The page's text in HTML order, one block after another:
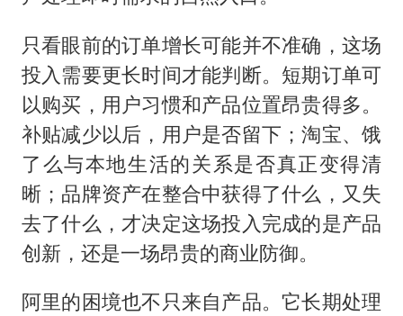
只看眼前的订单增长可能并不准确，这场
投入需要更长时间才能判断。短期订单可
以购买，用户习惯和产品位置昂贵得多。
补贴减少以后，用户是否留下；淘宝、饿
了么与本地生活的关系是否真正变得清
晰；品牌资产在整合中获得了什么，又失
去了什么，才决定这场投入完成的是产品
创新，还是一场昂贵的商业防御。
阿里的困境也不只来自产品。它长期处理